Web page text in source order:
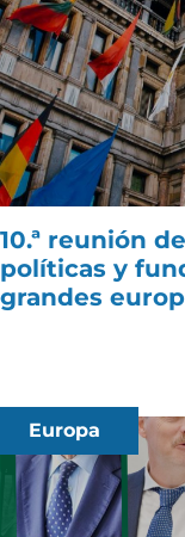
10.ª reunión
políticas y
grandes
Europa